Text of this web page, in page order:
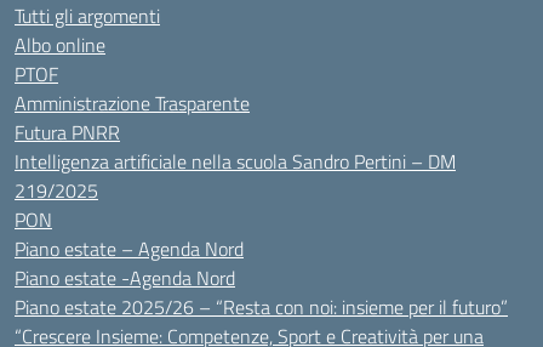
Tutti gli argomenti
Albo online
PTOF
Amministrazione Trasparente
Futura PNRR
Intelligenza artificiale nella scuola Sandro Pertini – DM
219/2025
PON
Piano estate – Agenda Nord
Piano estate -Agenda Nord
Piano estate 2025/26 – “Resta con noi: insieme per il futuro”
“Crescere Insieme: Competenze, Sport e Creatività per una